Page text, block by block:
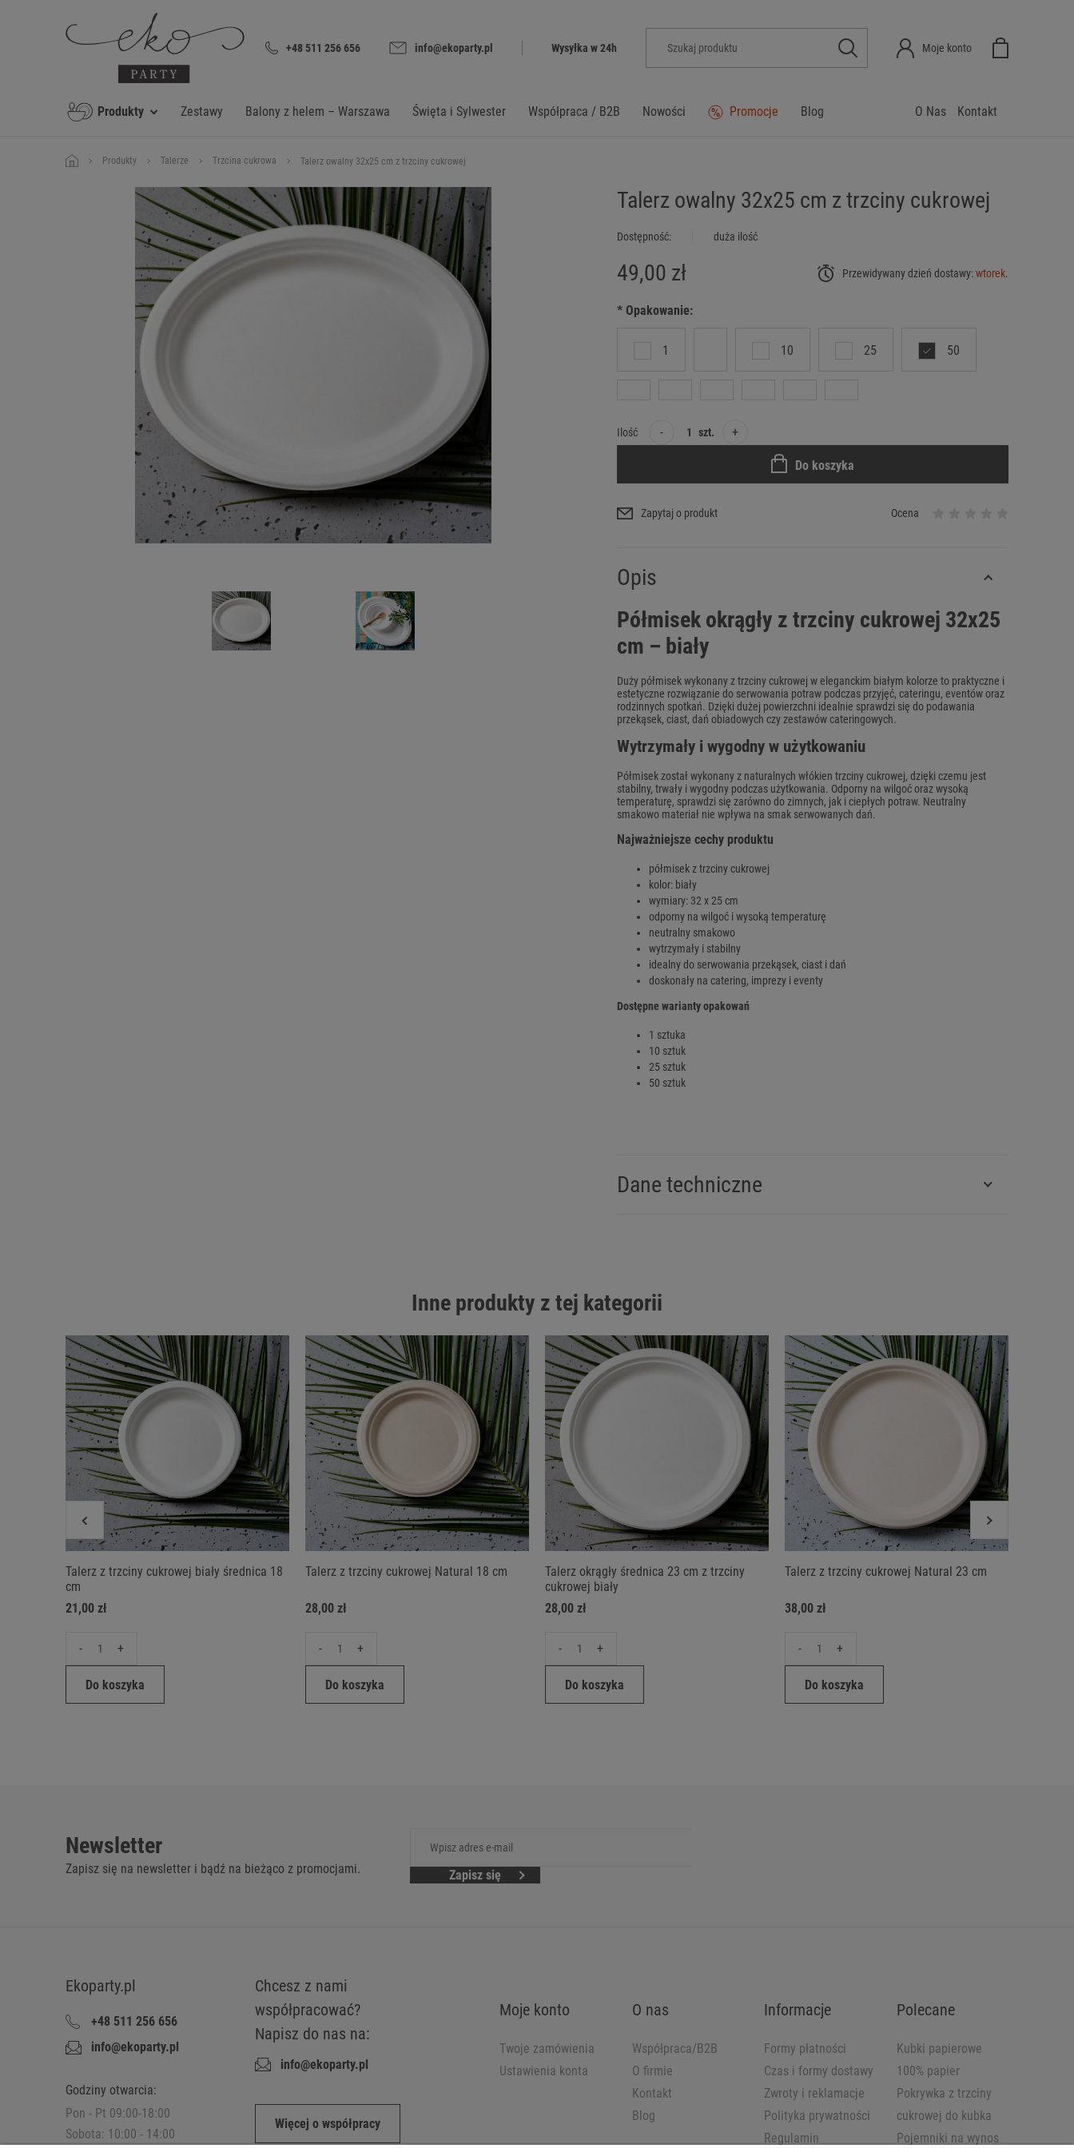
+48 511 256 656 info@ekoparty.pl Wysyłka w 24h Moje konto
Produkty Zestawy Balony z helem – Warszawa Święta i Sylwester Współpraca / B2B Nowości Promocje Blog Kontakt
O Nas
Produkty Talerze Trzcina cukrowa Talerz owalny 32x25 cm z trzciny cukrowej
Talerz owalny 32x25 cm z trzciny cukrowej
Dostępność: duża ilość
* Opakowanie:
1 10 25 50
49,00 zł Przewidywany dzień dostawy:wtorek.
Ilość - szt. +
Do koszyka
Zapytaj o produkt Ocena
Opis
Półmisek okrągły z trzciny cukrowej 32x25
cm – biały
Duży półmisek wykonany z trzciny cukrowej w eleganckim białym kolorze to praktyczne i
estetyczne rozwiązanie do serwowania potraw podczas przyjęć, cateringu, eventów oraz
rodzinnych spotkań. Dzięki dużej powierzchni idealnie sprawdzi się do podawania
przekąsek, ciast, dań obiadowych czy zestawów cateringowych.
Wytrzymały i wygodny w użytkowaniu
Półmisek został wykonany z naturalnych włókien trzciny cukrowej, dzięki czemu jest
stabilny, trwały i wygodny podczas użytkowania. Odporny na wilgoć oraz wysoką
temperaturę, sprawdzi się zarówno do zimnych, jak i ciepłych potraw. Neutralny
smakowo materiał nie wpływa na smak serwowanych dań.
Najważniejsze cechy produktu
półmisek z trzciny cukrowej
kolor: biały
wymiary: 32 x 25 cm
odporny na wilgoć i wysoką temperaturę
neutralny smakowo
wytrzymały i stabilny
idealny do serwowania przekąsek, ciast i dań
doskonały na catering, imprezy i eventy
Dostępne warianty opakowań
1 sztuka
10 sztuk
25 sztuk
50 sztuk
Dane techniczne
Inne produkty z tej kategorii
Talerz z trzciny cukrowej biały średnica 18
cm
21,00 zł
- +
Do koszyka
Talerz z trzciny cukrowej Natural 18 cm
28,00 zł
- +
Do koszyka
Talerz okrągły średnica 23 cm z trzciny
cukrowej biały
28,00 zł
- +
Do koszyka
Talerz z trzciny cukrowej Natural 23 cm
38,00 zł
- +
Do koszyka
Newsletter
Zapisz się na newsletter i bądź na bieżąco z promocjami. Zapisz się
Ekoparty.pl
+48 511 256 656
info@ekoparty.pl
Godziny otwarcia:
Pon - Pt 09:00-18:00
Sobota: 10:00 - 14:00
Chcesz z nami
współpracować?
Napisz do nas na:
info@ekoparty.pl
Więcej o współpracy
Moje konto
Twoje zamówienia
Ustawienia konta
O nas
Współpraca/B2B
O firmie
Kontakt
Blog
Informacje
Formy płatności
Czas i formy dostawy
Zwroty i reklamacje
Polityka prywatności
Regulamin
Polecane
Kubki papierowe
100% papier
Pokrywka z trzciny
cukrowej do kubka
Pojemniki na wynos